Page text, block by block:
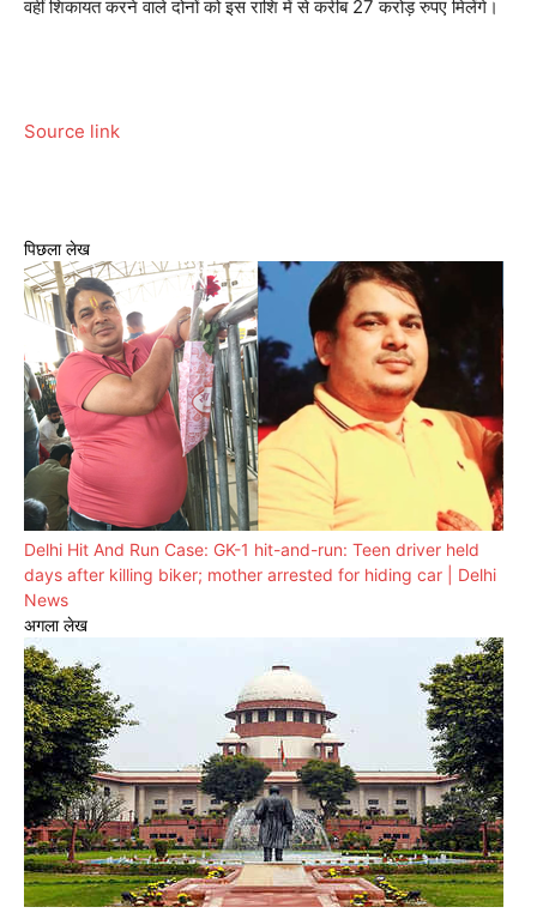
वहीं शिकायत करने वाले दोनों को इस राशि में से करीब 27 करोड़ रुपए मिलेंगे।
Source link
पिछला लेख
Delhi Hit And Run Case: GK-1 hit-and-run: Teen driver held
days after killing biker; mother arrested for hiding car | Delhi
News
अगला लेख